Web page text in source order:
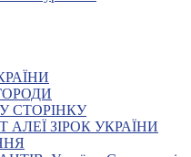
СТОРІНКУ
ЗІРОК УКРАЇНИ